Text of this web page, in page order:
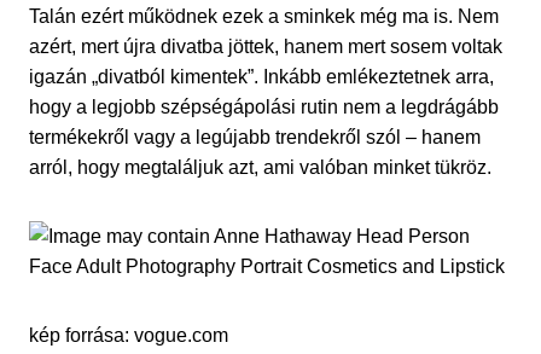
Talán ezért működnek ezek a sminkek még ma is. Nem
azért, mert újra divatba jöttek, hanem mert sosem voltak
igazán „divatból kimentek”. Inkább emlékeztetnek arra,
hogy a legjobb szépségápolási rutin nem a legdrágább
termékekről vagy a legújabb trendekről szól – hanem
arról, hogy megtaláljuk azt, ami valóban minket tükröz.
kép forrása: vogue.com